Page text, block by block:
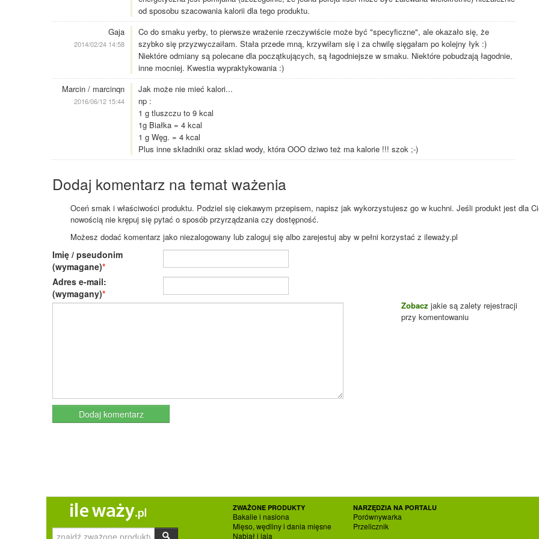
od sposobu szacowania kalorii dla tego produktu.
Gaja
2014/02/24 14:58
Co do smaku yerby, to pierwsze wrażenie rzeczywiście może być "specyficzne", ale okazało się, że
szybko się przyzwyczaiłam. Stała przede mną, krzywiłam się i za chwilę sięgałam po kolejny łyk :)
Niektóre odmiany są polecane dla początkujących, są łagodniejsze w smaku. Niektóre pobudzają łagodnie,
inne mocniej. Kwestia wypraktykowania :)
Marcin / marcinqn
2016/06/12 15:44
Jak może nie mieć kalori...
np :
1 g tluszczu to 9 kcal
1g Białka = 4 kcal
1 g Węg. = 4 kcal
Plus inne składniki oraz sklad wody, która OOO dziwo też ma kalorie !!! szok ;-)
Dodaj komentarz na temat ważenia
Oceń smak i właściwości produktu. Podziel się ciekawym przepisem, napisz jak wykorzystujesz go w kuchni. Jeśli produkt jest dla
nowością nie krępuj się pytać o sposób przyrządzania czy dostępność.
Możesz dodać komentarz jako niezalogowany lub zaloguj się albo zarejestuj aby w pełni korzystać z ileważy.pl
Imię / pseudonim
(wymagane)
Adres e-mail:
(wymagany)
Zobacz jakie są zalety rejestracji
przy komentowaniu
ZWAŻONE PRODUKTY
Bakalie i nasiona
Mięso, wędliny i dania mięsne
Nabiał i jaja
NARZĘDZIA NA PORTALU
Porównywarka
Przelicznik